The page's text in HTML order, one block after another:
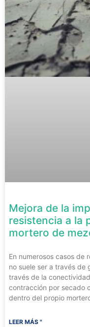
Mejora de la
resistencia a la
mortero de
En numerosos casos de
no suele ser a través de
través de la
contracción por secado
dentro del propio
LEER MÁS "